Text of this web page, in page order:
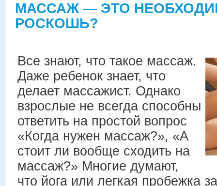
МАССАЖ — ЭТО
РОСКОШЬ?
Все знают, что такое массаж.
Даже ребенок знает, что
делает массажист. Однако
взрослые не всегда способны
ответить на простой вопрос
«Когда нужен массаж?», «А
стоит ли вообще сходить на
массаж?» Многие думают,
что йога или легкая пробежка